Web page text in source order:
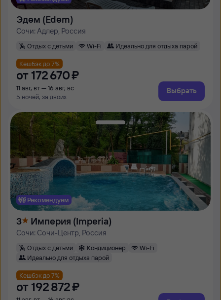
Эдем (Edem)
Сочи: Адлер, Россия
Отдых с детьми Wi-Fi Идеально для отдыха парой
Кешбэк до 7%
от 172 ⁠670 ⁠₽
11 авг, вт — 16 авг, вс
5 ночей, за двоих
Выбрать
Рекомендуем
3 Империя (Imperia)
Сочи: Сочи-Центр, Россия
Отдых с детьми Кондиционер
Wi-Fi
Идеально для отдыха парой
Кешбэк до 7%
от 192 ⁠872 ⁠₽